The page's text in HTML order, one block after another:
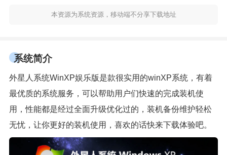
本资源为系统资源，移动端不分享下载地址
系统简介
外星人系统WinXP娱乐版是款很实用的winXP系统，有着
最优质的系统服务，可以帮助用户们快速的完成装机使
用，性能都是经过全面升级优化过的，装机备份维护轻松
无忧，让你更好的装机使用，喜欢的话快来下载体验吧。